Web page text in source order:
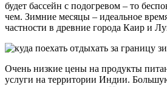
будет бассейн с подогревом – то
чем. Зимние месяцы – идеальное
частности в древние города Каир и
Очень низкие цены на продукты
услуги на территории Индии.